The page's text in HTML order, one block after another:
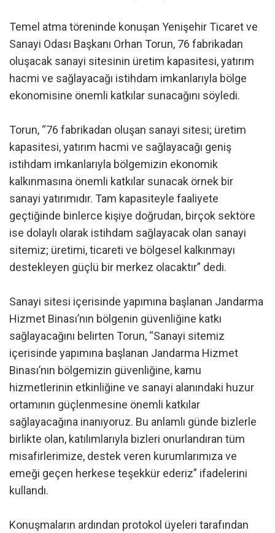
Temel atma töreninde konuşan Yenişehir Ticaret ve
Sanayi Odası Başkanı Orhan Torun, 76 fabrikadan
oluşacak sanayi sitesinin üretim kapasitesi, yatırım
hacmi ve sağlayacağı istihdam imkanlarıyla bölge
ekonomisine önemli katkılar sunacağını söyledi.
Torun, “76 fabrikadan oluşan sanayi sitesi; üretim
kapasitesi, yatırım hacmi ve sağlayacağı geniş
istihdam imkanlarıyla bölgemizin ekonomik
kalkınmasına önemli katkılar sunacak örnek bir
sanayi yatırımıdır. Tam kapasiteyle faaliyete
geçtiğinde binlerce kişiye doğrudan, birçok sektöre
ise dolaylı olarak istihdam sağlayacak olan sanayi
sitemiz; üretimi, ticareti ve bölgesel kalkınmayı
destekleyen güçlü bir merkez olacaktır” dedi.
Sanayi sitesi içerisinde yapımına başlanan Jandarma
Hizmet Binası’nın bölgenin güvenliğine katkı
sağlayacağını belirten Torun, “Sanayi sitemiz
içerisinde yapımına başlanan Jandarma Hizmet
Binası’nın bölgemizin güvenliğine, kamu
hizmetlerinin etkinliğine ve sanayi alanındaki huzur
ortamının güçlenmesine önemli katkılar
sağlayacağına inanıyoruz. Bu anlamlı günde bizlerle
birlikte olan, katılımlarıyla bizleri onurlandıran tüm
misafirlerimize, destek veren kurumlarımıza ve
emeği geçen herkese teşekkür ederiz” ifadelerini
kullandı.
Konuşmaların ardından protokol üyeleri tarafından